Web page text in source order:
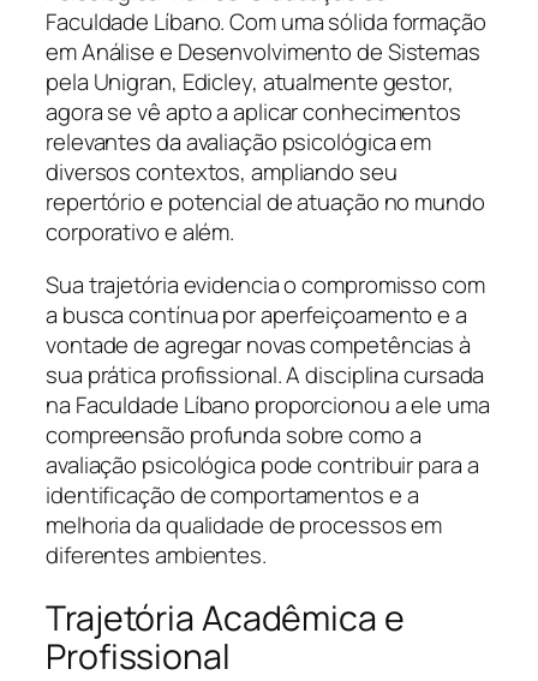
Faculdade Líbano. Com uma sólida formação
em Análise e Desenvolvimento de Sistemas
pela Unigran, Edicley, atualmente gestor,
agora se vê apto a aplicar conhecimentos
relevantes da avaliação psicológica em
diversos contextos, ampliando seu
repertório e potencial de atuação no mundo
corporativo e além.
Sua trajetória evidencia o compromisso com
a busca contínua por aperfeiçoamento e a
vontade de agregar novas competências à
sua prática profissional. A disciplina cursada
na Faculdade Líbano proporcionou a ele uma
compreensão profunda sobre como a
avaliação psicológica pode contribuir para a
identificação de comportamentos e a
melhoria da qualidade de processos em
diferentes ambientes.
Trajetória Acadêmica e
Profissional